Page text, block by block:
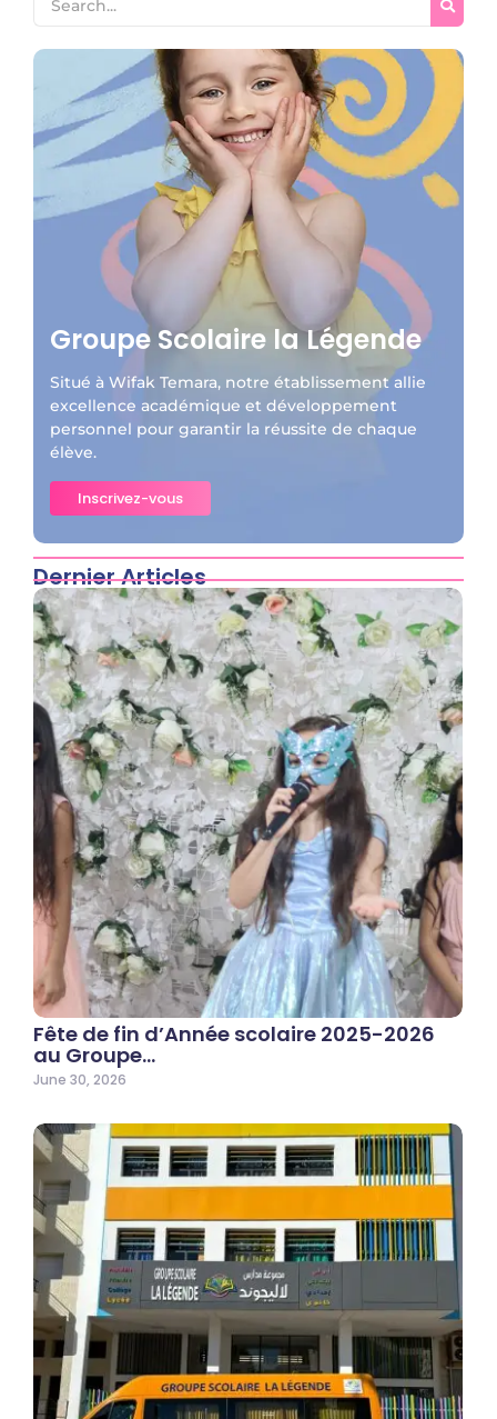
Groupe Scolaire la Légende
Situé à Wifak Temara, notre établissement allie
excellence académique et développement
personnel pour garantir la réussite de chaque
élève.
Inscrivez-vous
Dernier Articles
Fête de fin d’Année scolaire 2025-2026
au Groupe…
June 30, 2026